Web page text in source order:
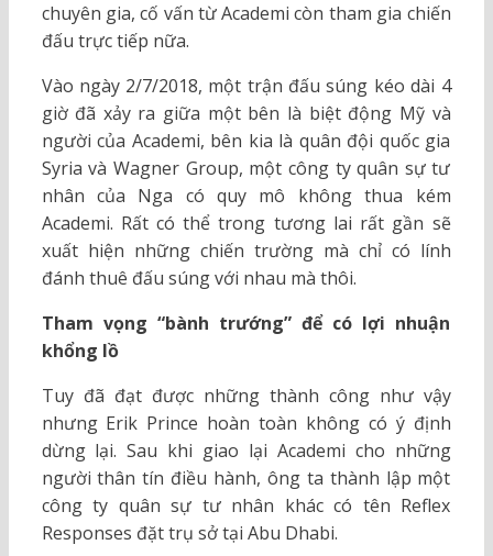
chuyên gia, cố vấn từ Academi còn tham gia chiến
đấu trực tiếp nữa.
Vào ngày 2/7/2018, một trận đấu súng kéo dài 4
giờ đã xảy ra giữa một bên là biệt động Mỹ và
người của Academi, bên kia là quân đội quốc gia
Syria và Wagner Group, một công ty quân sự tư
nhân của Nga có quy mô không thua kém
Academi. Rất có thể trong tương lai rất gần sẽ
xuất hiện những chiến trường mà chỉ có lính
đánh thuê đấu súng với nhau mà thôi.
Tham vọng “bành trướng” để có lợi nhuận
khổng lồ
Tuy đã đạt được những thành công như vậy
nhưng Erik Prince hoàn toàn không có ý định
dừng lại. Sau khi giao lại Academi cho những
người thân tín điều hành, ông ta thành lập một
công ty quân sự tư nhân khác có tên Reflex
Responses đặt trụ sở tại Abu Dhabi.